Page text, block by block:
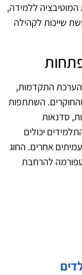
ללמידה,
שייכות לקהילה
התקדמות,
השתתפות
סדנאות
יכולים
אחרים. החוג
להרחבת